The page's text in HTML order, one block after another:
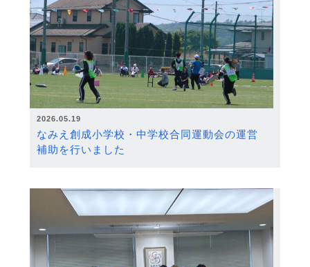
2026.05.19
なみえ創成小学校・中学校合同運動会の運営
補助を行いました